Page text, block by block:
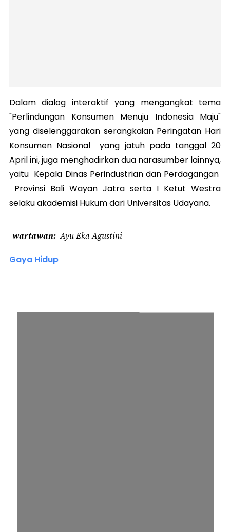
Dalam dialog interaktif yang mengangkat tema
"Perlindungan Konsumen Menuju Indonesia Maju"
yang diselenggarakan serangkaian Peringatan Hari
Konsumen Nasional yang jatuh pada tanggal 20
April ini, juga menghadirkan dua narasumber lainnya,
yaitu Kepala Dinas Perindustrian dan Perdagangan
Provinsi Bali Wayan Jatra serta I Ketut Westra
selaku akademisi Hukum dari Universitas Udayana.
wartawan Ayu Eka Agustini
Gaya Hidup